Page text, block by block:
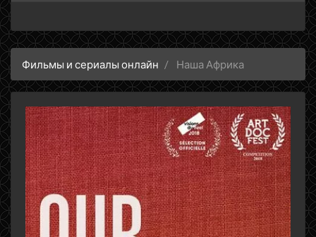
Фильмы и сериалы онлайн Наша Африка